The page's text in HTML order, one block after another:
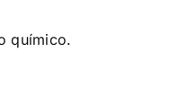
químico.